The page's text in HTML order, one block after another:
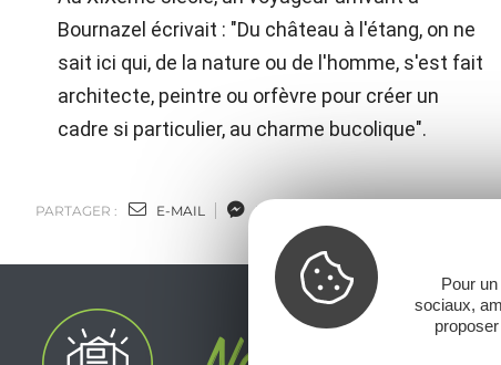
Bournazel écrivait : "Du château à l'étang, on ne
sait ici qui, de la nature ou de l'homme, s'est fait
architecte, peintre ou orfèvre pour créer un
cadre si particulier, au charme bucolique".
PARTAGER : E-MAIL MESSENGER
Pour
sociaux,